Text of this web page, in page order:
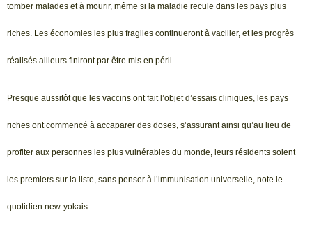
tomber malades et à mourir, même si la maladie recule dans les pays plus
riches. Les économies les plus fragiles continueront à vaciller, et les progrès
réalisés ailleurs finiront par être mis en péril.
Presque aussitôt que les vaccins ont fait l’objet d’essais cliniques, les pays
riches ont commencé à accaparer des doses, s’assurant ainsi qu’au lieu de
profiter aux personnes les plus vulnérables du monde, leurs résidents soient
les premiers sur la liste, sans penser à l’immunisation universelle, note le
quotidien new-yokais.